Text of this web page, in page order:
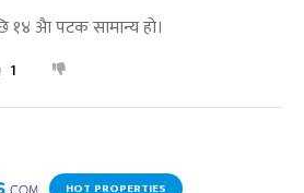
अैा पटक सामान्य हाे।
1
HOT PROPERTIES